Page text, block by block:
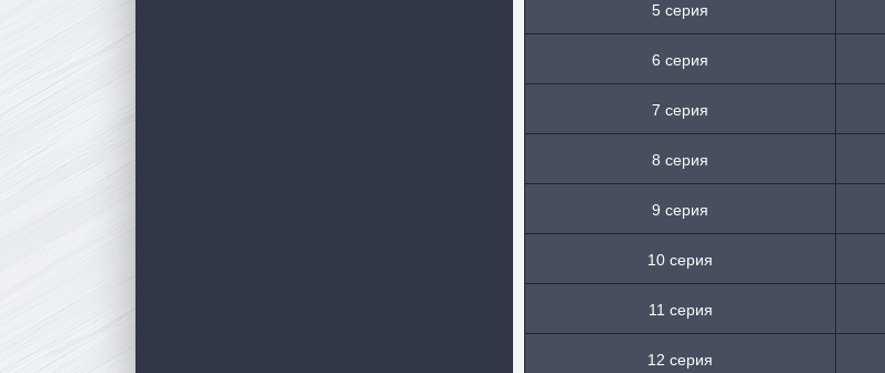
5 серия
6 серия
7 серия
8 серия
9 серия
10 серия
11 серия
12 серия